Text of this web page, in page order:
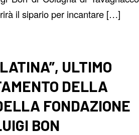
il sipario per incantare […]
ULTIMO
DELLA
FONDAZIONE
BON